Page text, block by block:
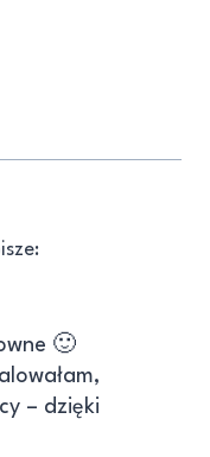
🙂
– dzięki